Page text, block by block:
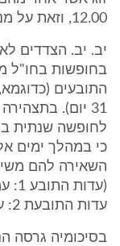
12.00, וזאת על מנת לנקות את הבית לאחר סוף השבוע.
יב. יב. הצדדים
בחופשות בחו"ל
31 יום).
לחופשה שנתית
כי במהלך ימים
השאירה להם
עדות התובעת 2: עמ' 15).
בסיכומיה גרסה